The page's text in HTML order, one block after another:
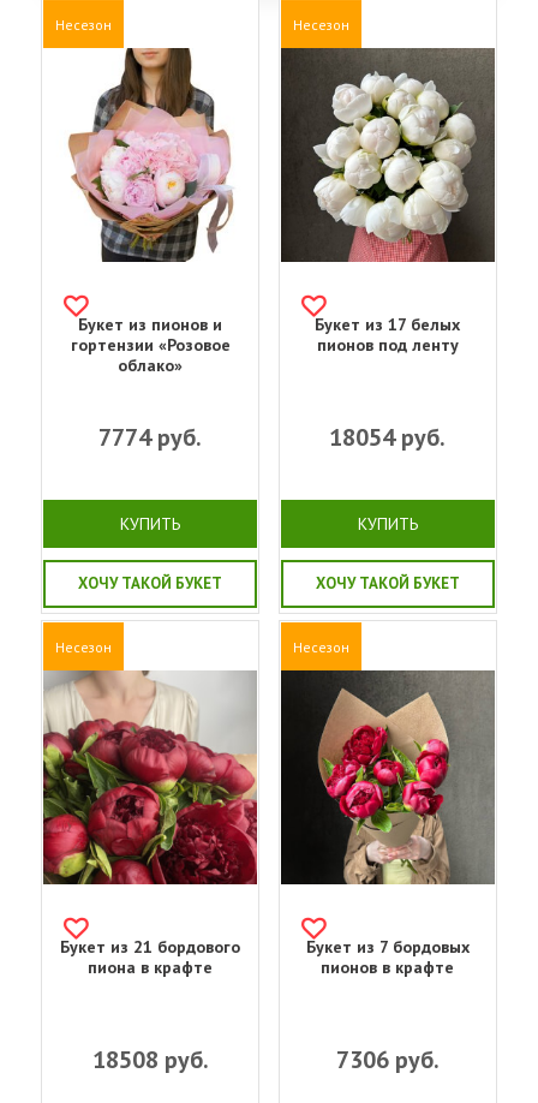
Несезон
Букет из пионов и
гортензии «Розовое
облако»
7774руб.
КУПИТЬ
ХОЧУ ТАКОЙ БУКЕТ
Несезон
Букет из 17 белых
пионов под ленту
18054руб.
КУПИТЬ
ХОЧУ ТАКОЙ БУКЕТ
Несезон
Букет из 21 бордового
пиона в крафте
18508 руб.
Несезон
Букет из 7 бордовых
пионов в крафте
7306руб.